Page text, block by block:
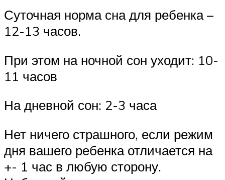
Суточная норма сна для ребенка –
12-13 часов.
При этом на ночной сон уходит: 10-
11 часов
На дневной сон: 2-3 часа
Нет ничего страшного, если режим
дня вашего ребенка отличается на
+- 1 час в любую сторону.